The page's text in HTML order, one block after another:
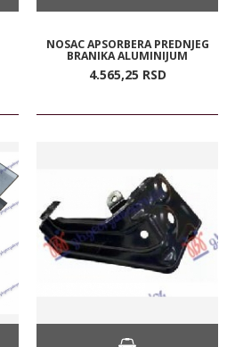
NOSAC APSORBERA PREDNJEG
BRANIKA ALUMINIJUM
4.565,25 RSD